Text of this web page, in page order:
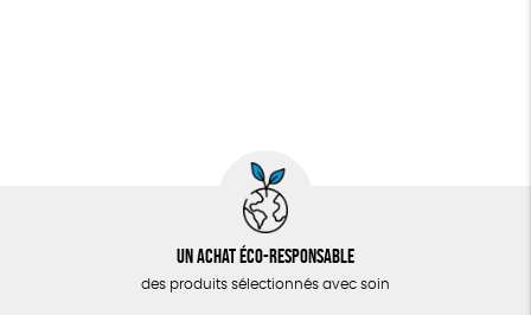
Un achat éco-responsable
des produits sélectionnés avec soin